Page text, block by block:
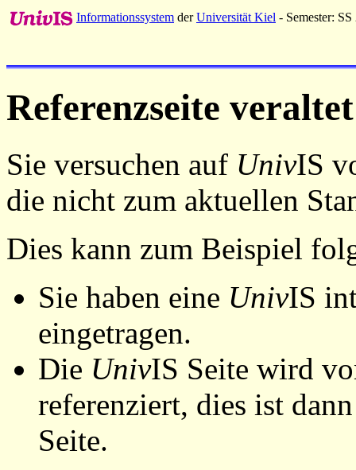
Informationssystem derUniversität Kiel - Semester: SS
Referenzseite veraltet
Sie versuchen auf UnivIS
die nicht zum aktuellen
Dies kann zum Beispiel
Sie haben eine UnivIS
eingetragen.
Die UnivIS Seite wird
referenziert, dies ist
Seite.